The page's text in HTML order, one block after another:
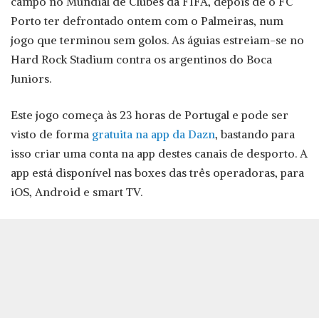
Porto ter defrontado ontem com o Palmeiras, num
jogo que terminou sem golos. As águias estreiam-se no
Hard Rock Stadium contra os argentinos do Boca
Juniors.
Este jogo começa às 23 horas de Portugal e pode ser
visto de forma gratuita na app da Dazn, bastando para
isso criar uma conta na app destes canais de desporto. A
app está disponível nas boxes das três operadoras, para
iOS, Android e smart TV.